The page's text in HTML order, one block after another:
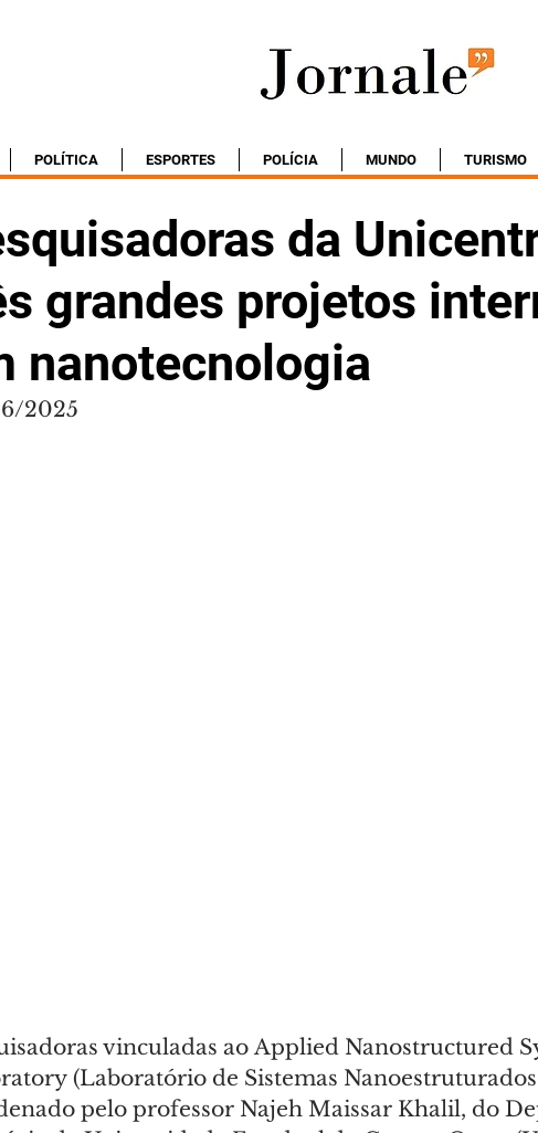
POLÍTICA ESPORTES POLÍCIA MUNDO TURISMO
da
grandes projetos
nanotecnologia
2025
vinculadas ao Applied Nanostructured
(Laboratório de Sistemas
pelo professor Najeh Maissar Khalil, do